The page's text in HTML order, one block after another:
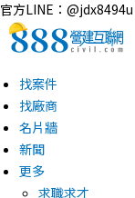
官方LINE：@jdx8494u
找案件
找廠商
名片牆
新聞
更多
求職求才